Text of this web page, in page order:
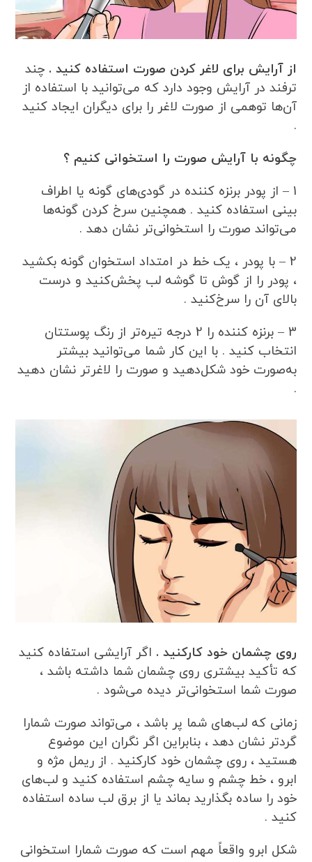
از آرایش برای لاغر کردن صورت استفاده کنید . چند
ترفند در آرایش وجود دارد که می‌توانید با استفاده از
آن‌ها توهمی از صورت لاغر را برای دیگران ایجاد کنید
.
چگونه با آرایش صورت را استخوانی کنیم ؟
1 – از پودر برنزه کننده در گودی‌های گونه یا اطراف
بینی استفاده کنید . همچنین سرخ کردن گونه‌ها
می‌تواند صورت را استخوانی‌تر نشان دهد .
2 – با پودر ، یک خط در امتداد استخوان گونه بکشید
، پودر را از گوش تا گوشه لب پخش‌کنید و درست
بالای آن را سرخ‌کنید .
3 – برنزه کننده را 2 درجه تیره‌تر از رنگ پوستتان
انتخاب کنید . با این کار شما می‌توانید بیشتر
به‌صورت خود شکل‌دهید و صورت را لاغرتر نشان دهید
.
روی چشمان خود کارکنید . اگر آرایشی استفاده کنید
که تأکید بیشتری روی چشمان شما داشته باشد ،
صورت شما استخوانی‌تر دیده می‌شود .
زمانی که لب‌های شما پر باشد ، می‌تواند صورت شمارا
گردتر نشان دهد ، بنابراین اگر نگران این موضوع
هستید ، روی چشمان خود کارکنید . از ریمل مژه و
ابرو ، خط چشم و سایه چشم استفاده کنید و لب‌های
خود را ساده بگذارید بماند یا از برق لب ساده استفاده
کنید .
شکل ابرو واقعاً مهم است که صورت شمارا استخوانی